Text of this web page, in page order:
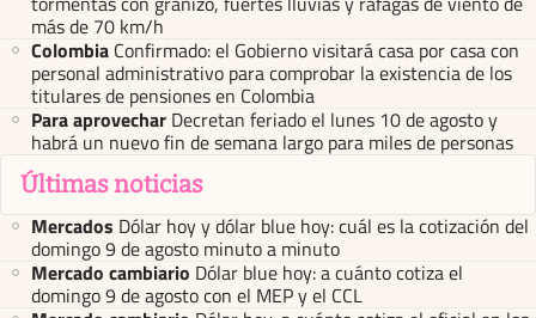
más de 70 km/h
Colombia Confirmado: el Gobierno visitará casa por casa con
personal administrativo para comprobar la existencia de los
titulares de pensiones en Colombia
Para aprovechar Decretan feriado el lunes 10 de agosto y
habrá un nuevo fin de semana largo para miles de personas
Últimas noticias
Mercados Dólar hoy y dólar blue hoy: cuál es la cotización del
domingo 9 de agosto minuto a minuto
Mercado cambiario Dólar blue hoy: a cuánto cotiza el
domingo 9 de agosto con el MEP y el CCL